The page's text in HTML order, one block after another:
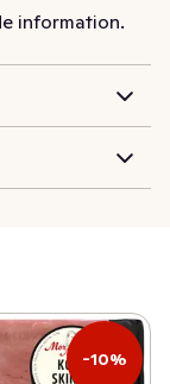
vilket
enbart kött
information.
-10%